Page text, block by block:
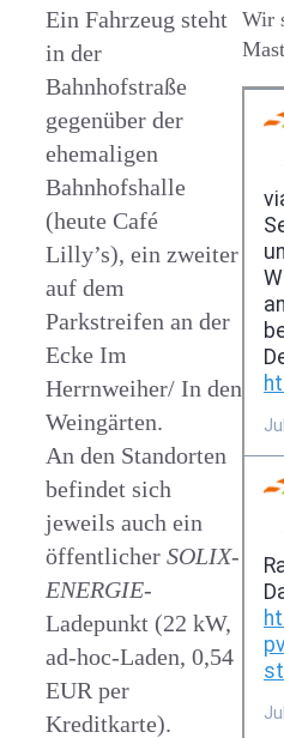
Ein Fahrzeug steht
in der
Bahnhofstraße
gegenüber der
ehemaligen
Bahnhofshalle
(heute Café
Lilly’s), ein zweiter
auf dem
Parkstreifen an der
Ecke Im
Herrnweiher/ In den
Weingärten.
An den Standorten
befindet sich
jeweils auch ein
öffentlicher SOLIX-
ENERGIE-
Ladepunkt (22 kW,
ad-hoc-Laden, 0,54
EUR per
Kreditkarte).
Wir